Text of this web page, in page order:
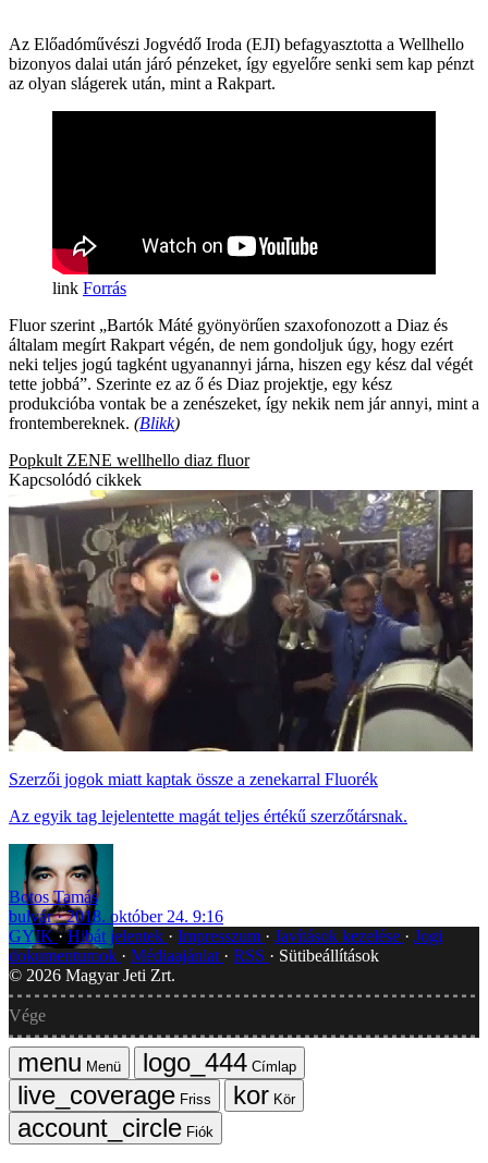
Az Előadóművészi Jogvédő Iroda (EJI) befagyasztotta a Wellhello
bizonyos dalai után járó pénzeket, így egyelőre senki sem kap pénzt
az olyan slágerek után, mint a Rakpart.
Forrás
Fluor szerint „Bartók Máté gyönyörűen szaxofonozott a Diaz és
általam megírt Rakpart végén, de nem gondoljuk úgy, hogy ezért
neki teljes jogú tagként ugyanannyi járna, hiszen egy kész dal végét
tette jobbá”. Szerinte ez az ő és Diaz projektje, egy kész
produkcióba vontak be a zenészeket, így nekik nem jár annyi, mint a
frontembereknek. (Blikk)
Popkult ZENE wellhello diaz fluor
Kapcsolódó cikkek
Szerzői jogok miatt kaptak össze a zenekarral Fluorék
Az egyik tag lejelentette magát teljes értékű szerzőtársnak.
Botos Tamás
bulvár
2018. október 24. 9:16
GYIK Hibát jelentek Impresszum Javítások kezelése
Jogi
dokumentumok
Médiaajánlat RSS
Sütibeállítások
© 2026 Magyar Jeti Zrt.
Vége
Menü
Címlap
Friss
Kör
Fiók